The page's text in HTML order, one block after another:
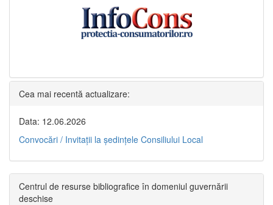
Cea mai recentă actualizare:
Data: 12.06.2026
Convocări / Invitaţii la şedinţele Consiliului Local
Centrul de resurse bibliografice în domeniul guvernării
deschise